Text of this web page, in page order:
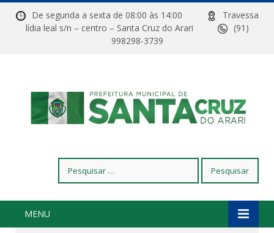
De segunda a sexta de 08:00 às 14:00
Travessa
lídia leal s/n – centro – Santa Cruz do Arari
(91)
998298-3739
por:
MENU